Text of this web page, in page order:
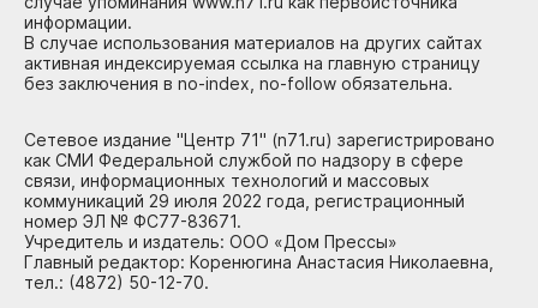
информации.
В случае использования материалов на других сайтах
активная индексируемая ссылка на главную страницу
без заключения в no-index, no-follow обязательна.
Сетевое издание "Центр 71" (n71.ru) зарегистрировано
как СМИ Федеральной службой по надзору в сфере
связи, информационных технологий и массовых
коммуникаций 29 июля 2022 года, регистрационный
номер ЭЛ № ФС77-83671.
Учредитель и издатель: ООО «Дом Прессы»
Главный редактор: Коренюгина Анастасия Николаевна,
тел.: (4872) 50-12-70.